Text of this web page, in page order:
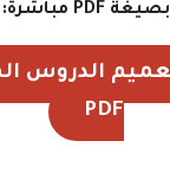
بصيغة PDF مباشرة:
PDF